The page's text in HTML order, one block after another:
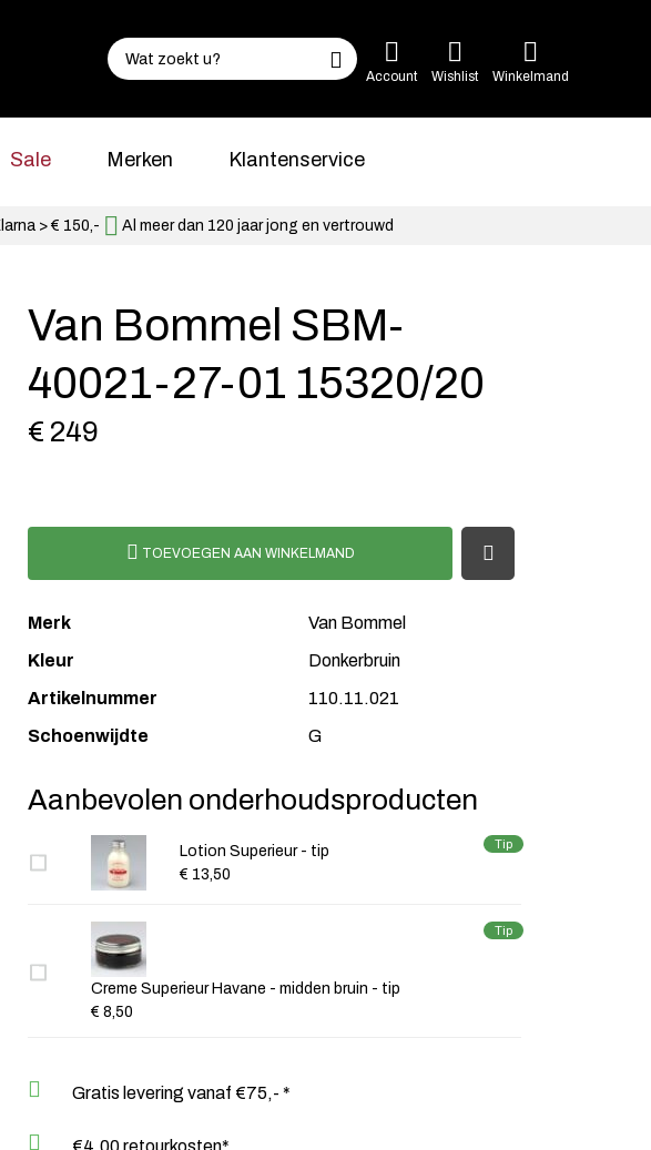
Account Wishlist Winkelmand
Sale Merken Klantenservice
> € 150,- Al meer dan 120 jaar jong en vertrouwd
Van Bommel SBM-
40021-27-01 15320/20
€ 249
TOEVOEGEN AAN WINKELMAND
Merk
Van Bommel
Kleur
Donkerbruin
Artikelnummer
110.11.021
Schoenwijdte
G
Aanbevolen onderhoudsproducten
Tip
Lotion Superieur - tip
€ 13,50
Tip
Creme Superieur Havane - midden bruin - tip
€ 8,50
Gratis levering vanaf €75,- *
€4,00 retourkosten*